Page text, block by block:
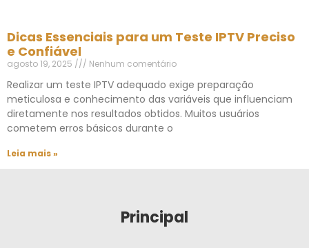
Dicas Essenciais para um Teste IPTV Preciso
e Confiável
agosto 19, 2025 Nenhum comentário
Realizar um teste IPTV adequado exige preparação
meticulosa e conhecimento das variáveis que influenciam
diretamente nos resultados obtidos. Muitos usuários
cometem erros básicos durante o
Leia mais »
Principal